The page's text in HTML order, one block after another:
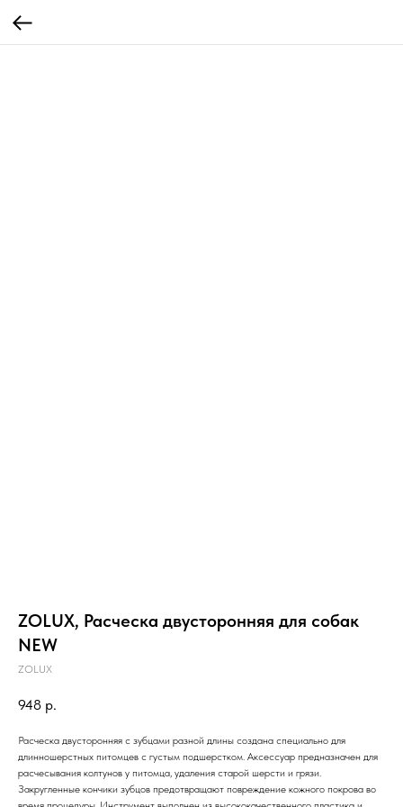
ZOLUX, Расческа двусторонняя для собак
NEW
ZOLUX
948 р.
Расческа двусторонняя с зубцами разной длины создана специально для
длинношерстных питомцев с густым подшерстком. Аксессуар предназначен для
расчесывания колтунов у питомца, удаления старой шерсти и грязи.
Закругленные кончики зубцов предотвращают повреждение кожного покрова во